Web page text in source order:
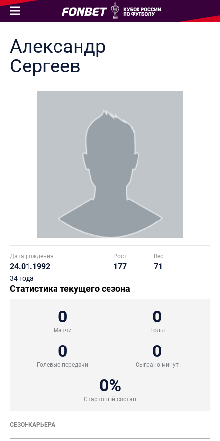
Александр
Сергеев
Дата рождения
24.01.1992
34 года
Рост
177
Вес
71
Статистика текущего сезона
0
Матчи
0
Голы
0
Голевые передачи
0
Сыграно минут
0%
Стартовый состав
СЕЗОНКАРЬЕРА